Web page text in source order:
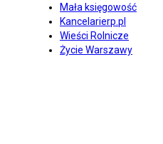
Mała księgowość
Kancelarierp.pl
Wieści Rolnicze
Życie Warszawy